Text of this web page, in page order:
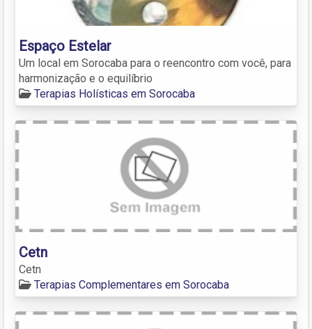
Espaço Estelar
Um local em Sorocaba para o reencontro com você, para
harmonização e o equilíbrio
Terapias Holísticas em Sorocaba
Cetn
Cetn
Terapias Complementares em Sorocaba